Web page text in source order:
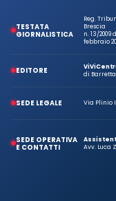
TESTATA
GIORNALISTICA
Reg.
Brescia
n. 13/2009
febbraio
EDITORE
di
SEDE LEGALE Via Plinio
SEDE OPERATIVA
E CONTATTI
Avv. Luca